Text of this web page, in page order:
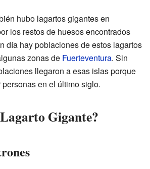
hubo lagartos gigantes en
los restos de huesos encontrados
día hay poblaciones de estos lagartos
zonas de Fuerteventura. Sin
llegaron a esas islas porque
en el último siglo.
Gigante?